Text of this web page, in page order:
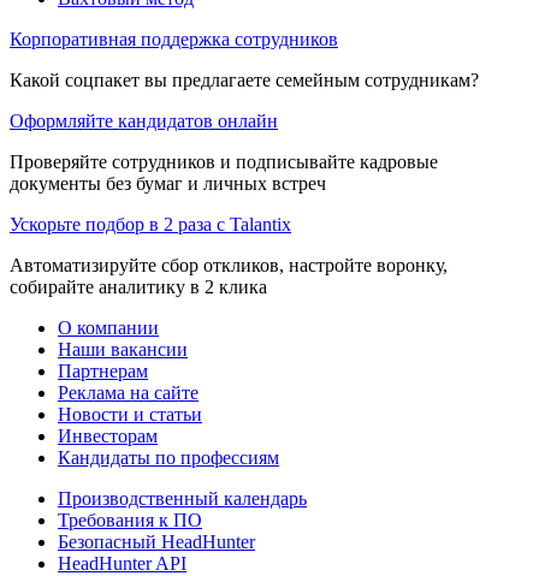
Корпоративная поддержка сотрудников
Какой соцпакет вы предлагаете семейным сотрудникам?
Оформляйте кандидатов онлайн
Проверяйте сотрудников и подписывайте кадровые
документы без бумаг и личных встреч
Ускорьте подбор в 2 раза с Talantix
Автоматизируйте сбор откликов, настройте воронку,
собирайте аналитику в 2 клика
О компании
Наши вакансии
Партнерам
Реклама на сайте
Новости и статьи
Инвесторам
Кандидаты по профессиям
Производственный календарь
Требования к ПО
Безопасный HeadHunter
HeadHunter API